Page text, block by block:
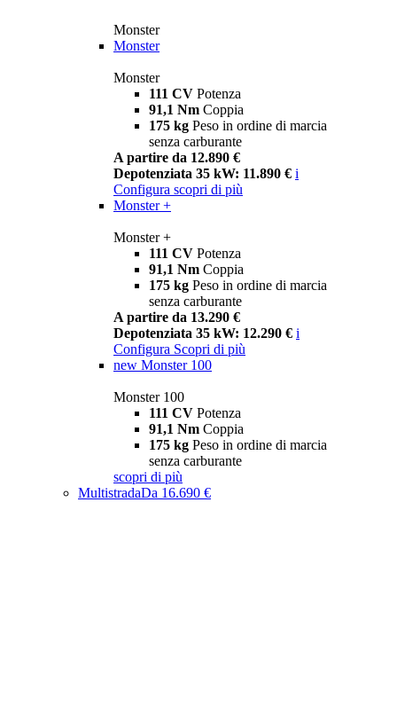
Monster
Monster
Monster
111 CV Potenza
91,1 Nm Coppia
175 kg Peso in ordine di marcia
senza carburante
A partire da 12.890 €
Depotenziata 35 kW: 11.890 € i
Configura scopri di più
Monster +
Monster +
111 CV Potenza
91,1 Nm Coppia
175 kg Peso in ordine di marcia
senza carburante
A partire da 13.290 €
Depotenziata 35 kW: 12.290 € i
Configura Scopri di più
new Monster 100
Monster 100
111 CV Potenza
91,1 Nm Coppia
175 kg Peso in ordine di marcia
senza carburante
scopri di più
MultistradaDa 16.690 €